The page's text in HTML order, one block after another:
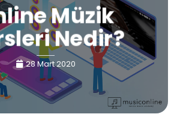
Müzik
Nedir?
28 Mart 2020